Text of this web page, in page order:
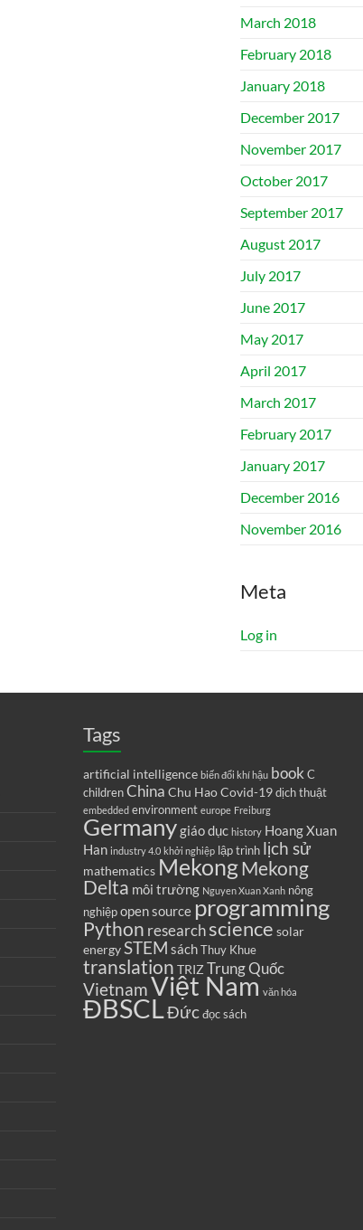
March 2018
February 2018
January 2018
December 2017
November 2017
October 2017
September 2017
August 2017
July 2017
June 2017
May 2017
April 2017
March 2017
February 2017
January 2017
December 2016
November 2016
Meta
Log in
Tags
artificial intelligence biến đổi khí hậu book C
children China Chu HaoCovid-19 dịch thuật
embedded environment europe Freiburg
Germanygiáo dục history Hoang Xuan
Han industry 4.0 khởi nghiệp lập trình lịch sử
mathematics MekongMekong
Delta môi trường Nguyen Xuan Xanh nông
nghiệp open source programming
Python research science solar
energySTEM sách Thuy Khue
translation TRIZTrung Quốc
VietnamViệt Nam văn hóa
ĐBSCLĐức đọc sách